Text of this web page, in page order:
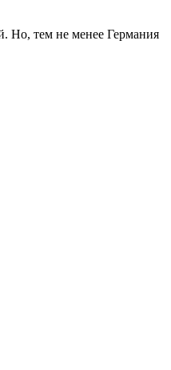
Но, тем не менее Германия